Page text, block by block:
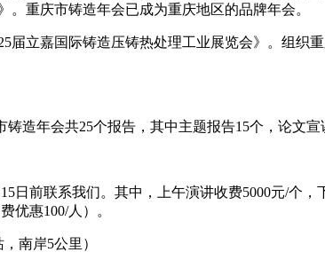
重庆市铸造年会已成为重庆地区的品牌年会。
立嘉国际铸造压铸热处理工业展览会》。组织
造年会共25个报告，其中主题报告15个，论文宣
前联系我们。其中，上午演讲收费5000元/个
优惠100/人）。
南岸5公里）